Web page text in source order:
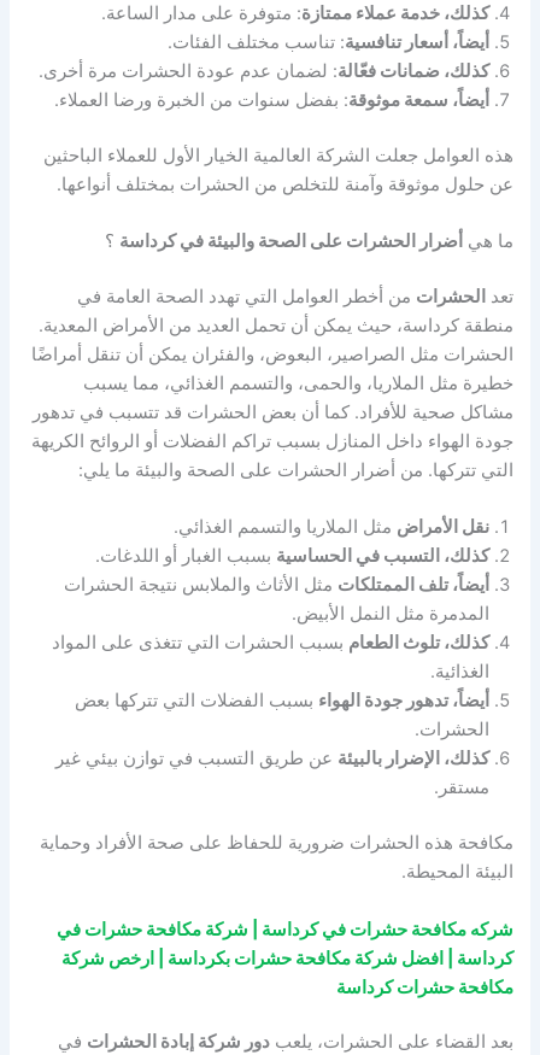
كذلك، خدمة عملاء ممتازة: متوفرة على مدار الساعة.
أيضاً، أسعار تنافسية: تناسب مختلف الفئات.
كذلك، ضمانات فعّالة: لضمان عدم عودة الحشرات مرة أخرى.
أيضاً، سمعة موثوقة: بفضل سنوات من الخبرة ورضا العملاء.
هذه العوامل جعلت الشركة العالمية الخيار الأول للعملاء الباحثين
عن حلول موثوقة وآمنة للتخلص من الحشرات بمختلف أنواعها.
ما هي أضرار الحشرات على الصحة والبيئة في كرداسة ؟
تعد الحشرات من أخطر العوامل التي تهدد الصحة العامة في
منطقة كرداسة، حيث يمكن أن تحمل العديد من الأمراض المعدية.
الحشرات مثل الصراصير، البعوض، والفئران يمكن أن تنقل أمراضًا
خطيرة مثل الملاريا، والحمى، والتسمم الغذائي، مما يسبب
مشاكل صحية للأفراد. كما أن بعض الحشرات قد تتسبب في تدهور
جودة الهواء داخل المنازل بسبب تراكم الفضلات أو الروائح الكريهة
التي تتركها. من أضرار الحشرات على الصحة والبيئة ما يلي:
نقل الأمراض مثل الملاريا والتسمم الغذائي.
كذلك، التسبب في الحساسية بسبب الغبار أو اللدغات.
أيضاً، تلف الممتلكات مثل الأثاث والملابس نتيجة الحشرات
المدمرة مثل النمل الأبيض.
كذلك، تلوث الطعام بسبب الحشرات التي تتغذى على المواد
الغذائية.
أيضاً، تدهور جودة الهواء بسبب الفضلات التي تتركها بعض
الحشرات.
كذلك، الإضرار بالبيئة عن طريق التسبب في توازن بيئي غير
مستقر.
مكافحة هذه الحشرات ضرورية للحفاظ على صحة الأفراد وحماية
البيئة المحيطة.
شركه مكافحة حشرات في كرداسة | شركة مكافحة حشرات في
كرداسة | افضل شركة مكافحة حشرات بكرداسة | ارخص شركة
مكافحة حشرات كرداسة
بعد القضاء على الحشرات، يلعبدور شركة إبادة الحشرات في